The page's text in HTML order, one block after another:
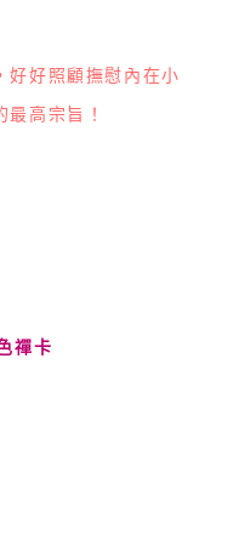
好好照顧撫慰內在小
高宗旨！
禪卡